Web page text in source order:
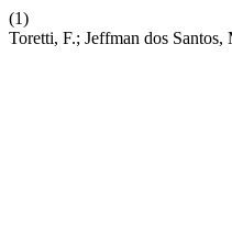
(1)
Toretti, F.; Jeffman dos